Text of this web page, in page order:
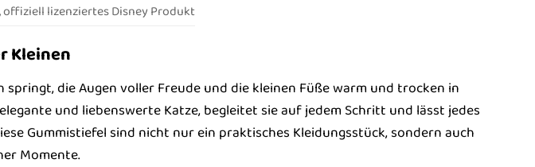
lizenziertes Disney Produkt
Kleinen
die Augen voller Freude und die kleinen Füße warm und trocken in
und liebenswerte Katze, begleitet sie auf jedem Schritt und lässt jedes
Gummistiefel sind nicht nur ein praktisches Kleidungsstück, sondern auch
Momente.